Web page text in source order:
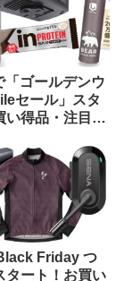
ゴールデンウ
セール」スタ
い得品・注目品
紹介します
Friday つ
タート！お買い